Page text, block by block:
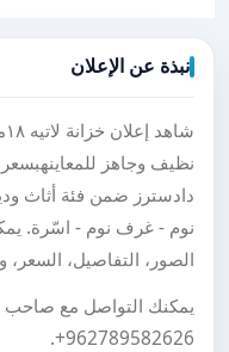
نبذة عن الإعلان
دادسترز ضمن فئة أثاث
نوم - غرف نوم - اسّرة.
الصور، التفاصيل،
يمكنك التواصل مع صاحب
+962789582626
.